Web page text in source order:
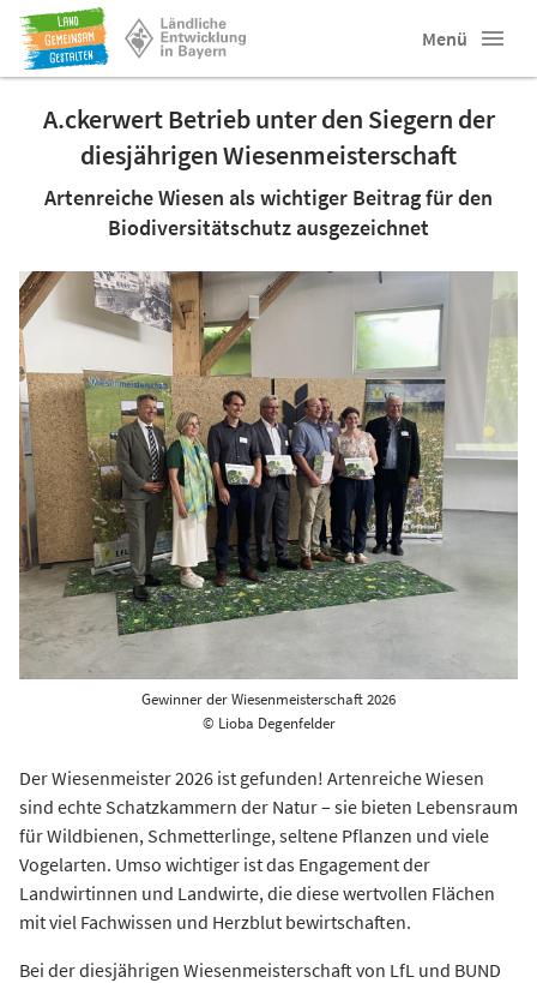
Menü
A.ckerwert Betrieb unter den Siegern der
diesjährigen Wiesenmeisterschaft
Artenreiche Wiesen als wichtiger Beitrag für den
Biodiversitätschutz ausgezeichnet
Gewinner der Wiesenmeisterschaft 2026
© Lioba Degenfelder
Der Wiesenmeister 2026 ist gefunden! Artenreiche Wiesen
sind echte Schatzkammern der Natur – sie bieten Lebensraum
für Wildbienen, Schmetterlinge, seltene Pflanzen und viele
Vogelarten. Umso wichtiger ist das Engagement der
Landwirtinnen und Landwirte, die diese wertvollen Flächen
mit viel Fachwissen und Herzblut bewirtschaften.
Bei der diesjährigen Wiesenmeisterschaft von LfL und BUND